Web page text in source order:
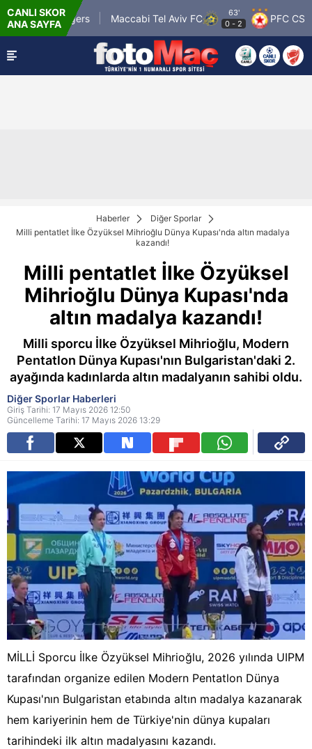
CANLI SKOR
ANA SAYFA
Rangers Maccabi Tel Aviv FC
63'
0- PFC CSKA
Haberler
Diğer Sporlar
Milli pentatlet İlke Özyüksel Mihrioğlu Dünya Kupası'nda altın madalya
kazandı!
Milli pentatlet İlke Özyüksel
Mihrioğlu Dünya Kupası'nda
altın madalya kazandı!
Milli sporcu İlke Özyüksel Mihrioğlu, Modern
Pentatlon Dünya Kupası'nın Bulgaristan'daki 2.
ayağında kadınlarda altın madalyanın sahibi oldu.
Diğer Sporlar Haberleri
Giriş Tarihi: 17 Mayıs 2026 12:50
Güncelleme Tarihi: 17 Mayıs 2026 13:29
MİLLİ Sporcu İlke Özyüksel Mihrioğlu, 2026 yılında UIPM
tarafından organize edilen Modern Pentatlon Dünya
Kupası'nın Bulgaristan etabında altın madalya kazanarak
hem kariyerinin hem de Türkiye'nin dünya kupaları
tarihindeki ilk altın madalyasını kazandı.